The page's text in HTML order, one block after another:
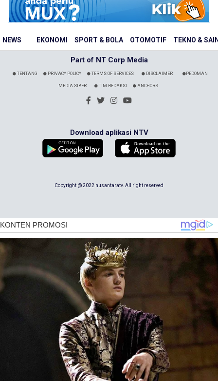
NEWS EKONOMI SPORT & BOLA OTOMOTIF TEKNO &
Part of NT Corp Media
TENTANG PRIVACY POLICY TERMS OF SERVICES DISCLAIMER PEDOMAN
MEDIA SIBER TIM REDAKSI ANCHORS
Download aplikasi NTV
Copyright @ 2022 nusantaratv. All right reserved